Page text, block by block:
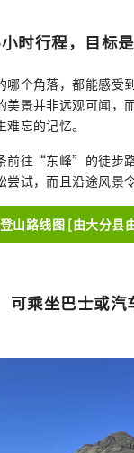
时行程，目标是
哪个角落，都能感受
美景并非远观可闻，
忘的记忆。
前往“东峰”的徒步
试，而且沿途风景
山路线图 [由大分县
可乘坐巴士或汽